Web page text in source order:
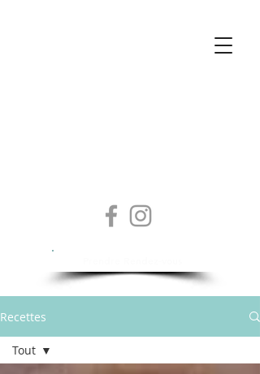
Recettes
Tout